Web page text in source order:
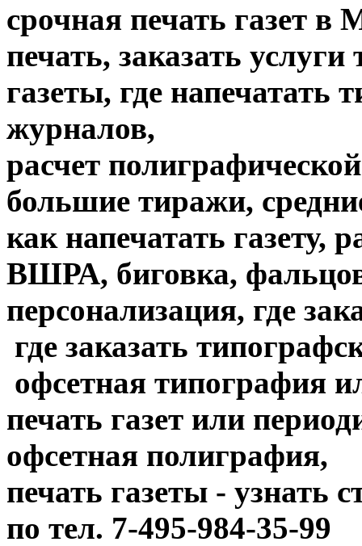
срочная печать газет в
печать, заказать
газеты, где напечатать
журналов,
расчет
большие тиражи,
как напечатать газету,
ВШРА, биговка,
персонализация, где
где заказать
офсетная типография
печать газет или
офсетная полиграфия,
печать газеты - узнать
по тел. 7-495-984-35-99